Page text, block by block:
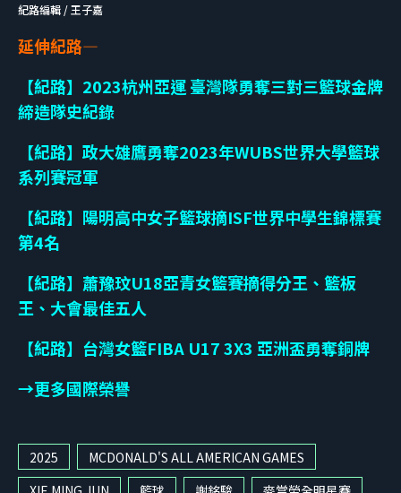
紀路編輯 / 王子嘉
延伸紀路—
【紀路】2023杭州亞運 臺灣隊勇奪三對三籃球金牌
締造隊史紀錄
【紀路】政大雄鷹勇奪2023年WUBS世界大學籃球
系列賽冠軍
【紀路】陽明高中女子籃球摘ISF世界中學生錦標賽
第4名
【紀路】蕭豫玟U18亞青女籃賽摘得分王、籃板
王、大會最佳五人
【紀路】台灣女籃FIBA U17 3X3 亞洲盃勇奪銅牌
→更多國際榮譽
2025
MCDONALD'S ALL AMERICAN GAMES